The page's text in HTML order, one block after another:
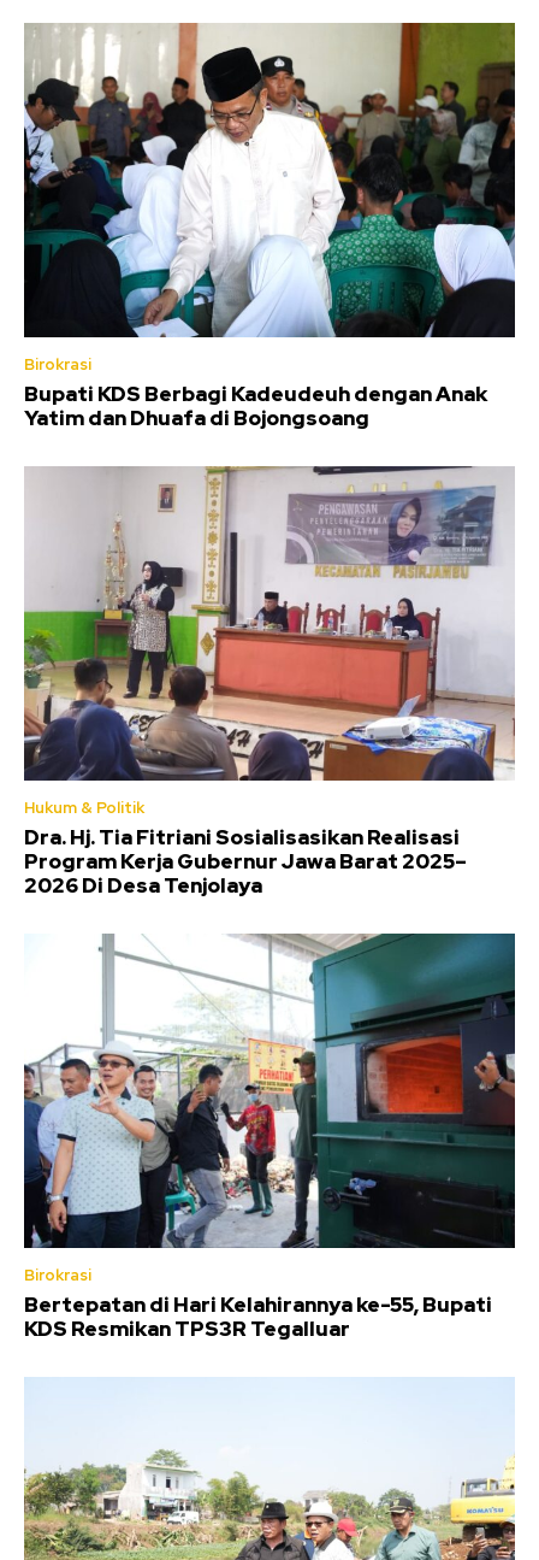
Birokrasi
Bupati KDS Berbagi Kadeudeuh dengan Anak
Yatim dan Dhuafa di Bojongsoang
Hukum & Politik
Dra. Hj. Tia Fitriani Sosialisasikan Realisasi
Program Kerja Gubernur Jawa Barat 2025–
2026 Di Desa Tenjolaya
Birokrasi
Bertepatan di Hari Kelahirannya ke-55, Bupati
KDS Resmikan TPS3R Tegalluar